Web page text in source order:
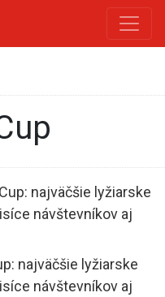
najväčšie lyžiarske
návštevníkov aj